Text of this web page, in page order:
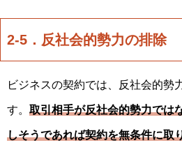
2-5．反社会的勢力の排除
ビジネスの契約では、反社会的勢
す。 取引相手が反社会的勢力では
しそうであれば契約を無条件に取